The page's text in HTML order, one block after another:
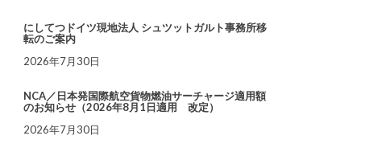
にしてつドイツ現地法人 シュツットガルト事務所移
転のご案内
2026年7月30日
NCA／日本発国際航空貨物燃油サーチャージ適用額
のお知らせ（2026年8月1日適用 改定）
2026年7月30日